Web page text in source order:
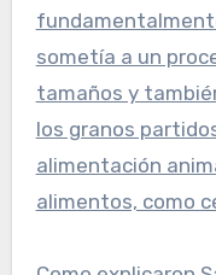
sometía a un
tamaños y
los granos
alimentación
alimentos, como